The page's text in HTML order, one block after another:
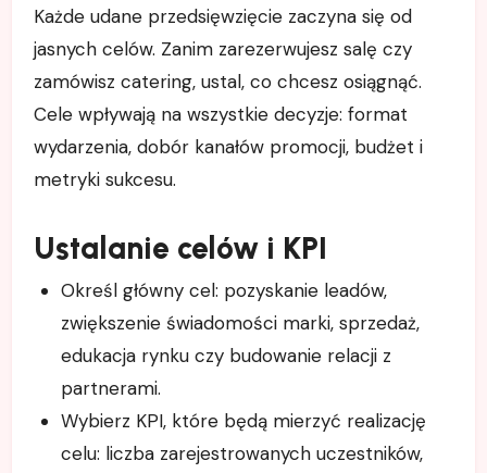
Każde udane przedsięwzięcie zaczyna się od
jasnych celów. Zanim zarezerwujesz salę czy
zamówisz catering, ustal, co chcesz osiągnąć.
Cele wpływają na wszystkie decyzje: format
wydarzenia, dobór kanałów promocji, budżet i
metryki sukcesu.
Ustalanie celów i KPI
Określ główny cel: pozyskanie leadów,
zwiększenie świadomości marki, sprzedaż,
edukacja rynku czy budowanie relacji z
partnerami.
Wybierz KPI, które będą mierzyć realizację
celu: liczba zarejestrowanych uczestników,